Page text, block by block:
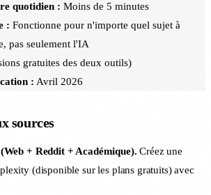
quotidien : Moins de 5 minutes
: Fonctionne pour n'importe quel sujet à
pas seulement l'IA
gratuites des deux outils)
: Avril 2026
sources
+ Reddit + Académique). Créez une
(disponible sur les plans gratuits) avec